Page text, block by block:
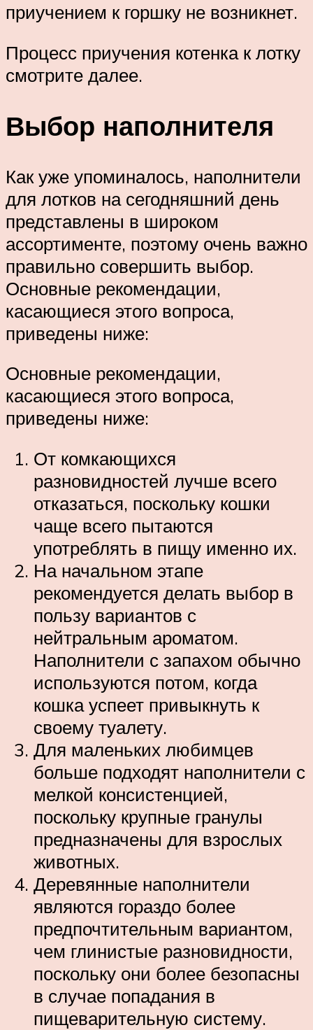
приучением к горшку не возникнет.
Процесс приучения котенка к лотку
смотрите далее.
Выбор наполнителя
Как уже упоминалось, наполнители
для лотков на сегодняшний день
представлены в широком
ассортименте, поэтому очень важно
правильно совершить выбор.
Основные рекомендации,
касающиеся этого вопроса,
приведены ниже:
Основные рекомендации,
касающиеся этого вопроса,
приведены ниже:
От комкающихся
разновидностей лучше всего
отказаться, поскольку кошки
чаще всего пытаются
употреблять в пищу именно их.
На начальном этапе
рекомендуется делать выбор в
пользу вариантов с
нейтральным ароматом.
Наполнители с запахом обычно
используются потом, когда
кошка успеет привыкнуть к
своему туалету.
Для маленьких любимцев
больше подходят наполнители с
мелкой консистенцией,
поскольку крупные гранулы
предназначены для взрослых
животных.
Деревянные наполнители
являются гораздо более
предпочтительным вариантом,
чем глинистые разновидности,
поскольку они более безопасны
в случае попадания в
пищеварительную систему.